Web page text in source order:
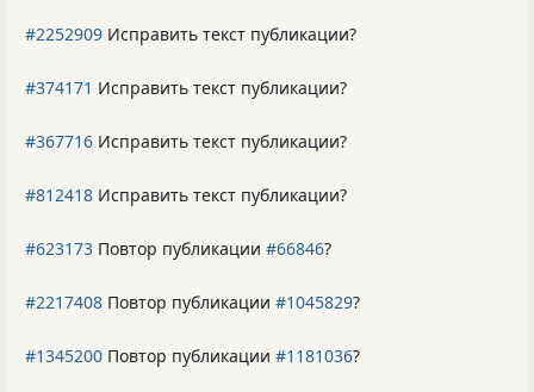
#2252909 Исправить текст публикации?
#374171 Исправить текст публикации?
#367716 Исправить текст публикации?
#812418 Исправить текст публикации?
#623173 Повтор публикации #66846?
#2217408 Повтор публикации #1045829?
#1345200 Повтор публикации #1181036?